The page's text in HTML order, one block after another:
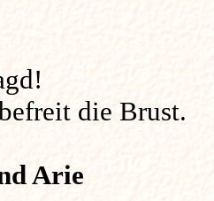
die Brust.
Arie